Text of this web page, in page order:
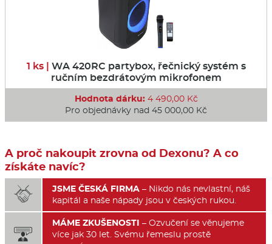
1 ks | WA 420RC partybox, řečnický systém s
ručním bezdrátovým mikrofonem
Hodnota dárku:4 490,00 Kč
Pro objednávky nad 45 000,00 Kč
A proč nakoupit zrovna od Dexonu? A co
získáte navíc?
 JSME ČESKÁ FIRMA – Nikdo nás nevlastní, náš
kapitál a naše nápady jsou v českých rukou.

MÁME ZKUŠENOSTI – Ozvučení se věnujeme
více jak 30 let. Svému řemeslu prostě